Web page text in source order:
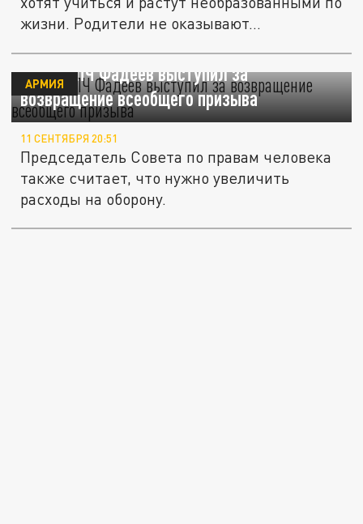
жизни. Родители не оказывают...
Глава СПЧ Фадеев выступил за
возвращение всеобщего призыва
АРМИЯ
11 СЕНТЯБРЯ 20:51
Председатель Совета по правам человека
также считает, что нужно увеличить
расходы на оборону.